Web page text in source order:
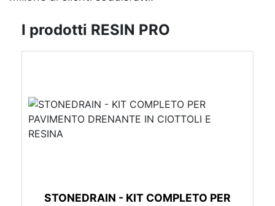
I prodotti RESIN PRO
STONEDRAIN - KIT COMPLETO PER